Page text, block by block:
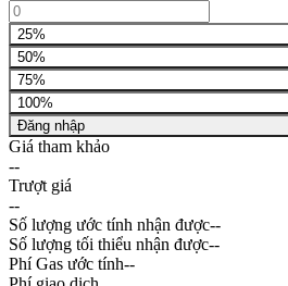
25%
50%
75%
100%
Đăng nhập
Giá tham khảo
--
Trượt giá
--
Số lượng ước tính nhận được--
Số lượng tối thiểu nhận được--
Phí Gas ước tính--